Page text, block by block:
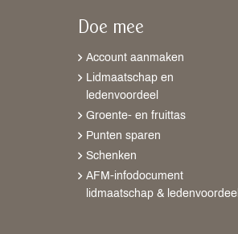
Doe mee
Account aanmaken
Lidmaatschap en
ledenvoordeel
Groente- en fruittas
Punten sparen
Schenken
AFM-infodocument
lidmaatschap & ledenvoordeel